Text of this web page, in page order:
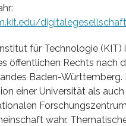
digitalegesellschaft
für Technologie (KIT)
öffentlichen Rechts nach
Baden-Württemberg.
einer Universität als
wahr.